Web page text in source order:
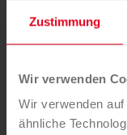
Zustimmung
Wir verwenden
Wir verwenden
ähnliche
Die Mürztaler